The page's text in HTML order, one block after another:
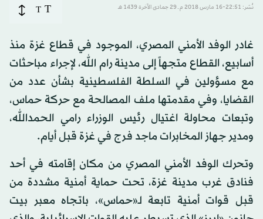
نُشر: 22:51-16 مارس 2018 م ـ 29 جمادى الآخرة 1439 هـ T
T
غادر الوفد الأمني المصري، الموجود في قطاع غزة منذ
أسابيع، القطاع متجهاً إلى مدينة رام الله، لإجراء مباحثات
مع مسؤولين في السلطة الفلسطينية بشأن عدد من
القضايا، وفي مقدمتها ملف المصالحة مع حركة حماس،
وتبعات محاولة اغتيال رئيس الوزراء رامي الحمدالله،
ومدير جهاز المخابرات ماجد فرج في غزة قبل أيام.
وتحرك الوفد الأمني المصري من مكان إقامته في أحد
فنادق غرب مدينة غزة، تحت حماية أمنية مشددة من
قبل قوات أمنية تابعة لـ«حماس»، باتجاه معبر بيت